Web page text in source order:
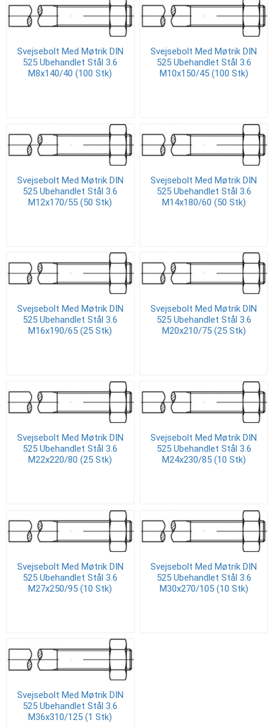
Svejsebolt Med Møtrik DIN
525 Ubehandlet Stål 3.6
M8x140/40 (100 Stk)
Svejsebolt Med Møtrik DIN
525 Ubehandlet Stål 3.6
M10x150/45 (100 Stk)
Svejsebolt Med Møtrik DIN
525 Ubehandlet Stål 3.6
M12x170/55 (50 Stk)
Svejsebolt Med Møtrik DIN
525 Ubehandlet Stål 3.6
M14x180/60 (50 Stk)
Svejsebolt Med Møtrik DIN
525 Ubehandlet Stål 3.6
M16x190/65 (25 Stk)
Svejsebolt Med Møtrik DIN
525 Ubehandlet Stål 3.6
M20x210/75 (25 Stk)
Svejsebolt Med Møtrik DIN
525 Ubehandlet Stål 3.6
M22x220/80 (25 Stk)
Svejsebolt Med Møtrik DIN
525 Ubehandlet Stål 3.6
M24x230/85 (10 Stk)
Svejsebolt Med Møtrik DIN
525 Ubehandlet Stål 3.6
M27x250/95 (10 Stk)
Svejsebolt Med Møtrik DIN
525 Ubehandlet Stål 3.6
M30x270/105 (10 Stk)
Svejsebolt Med Møtrik DIN
525 Ubehandlet Stål 3.6
M36x310/125 (1 Stk)